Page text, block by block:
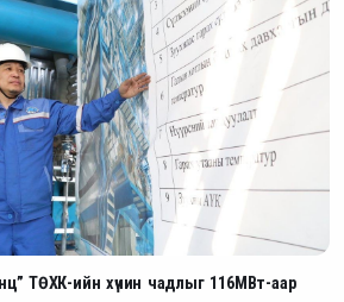
ТӨХК-ийн хүчин чадлыг 116МВт-аар